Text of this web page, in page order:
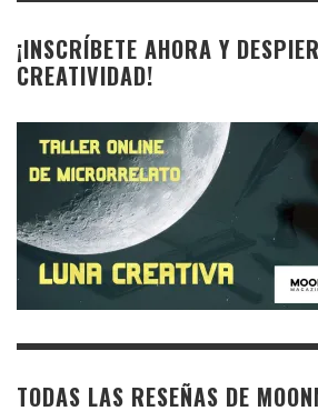
¡INSCRÍBETE AHORA Y
CREATIVIDAD!
TODAS LAS RESEÑAS DE